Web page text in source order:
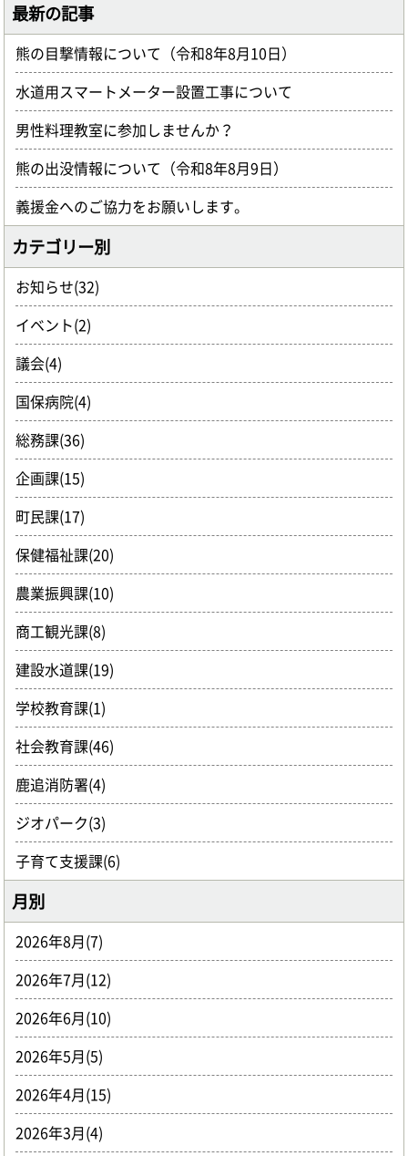
最新の記事
熊の目撃情報について（令和8年8月10日）
水道用スマートメーター設置工事について
男性料理教室に参加しませんか？
熊の出没情報について（令和8年8月9日）
義援金へのご協力をお願いします。
カテゴリー別
お知らせ(32)
イベント(2)
議会(4)
国保病院(4)
総務課(36)
企画課(15)
町民課(17)
保健福祉課(20)
農業振興課(10)
商工観光課(8)
建設水道課(19)
学校教育課(1)
社会教育課(46)
鹿追消防署(4)
ジオパーク(3)
子育て支援課(6)
月別
2026年8月(7)
2026年7月(12)
2026年6月(10)
2026年5月(5)
2026年4月(15)
2026年3月(4)